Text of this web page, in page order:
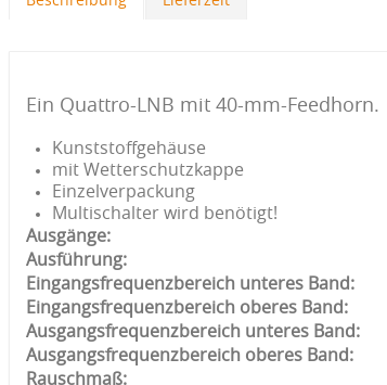
Ein Quattro-LNB mit 40-mm-Feedhorn.
Kunststoffgehäuse
mit Wetterschutzkappe
Einzelverpackung
Multischalter wird benötigt!
Ausgänge:
Ausführung:
Eingangsfrequenzbereich unteres Band:
Eingangsfrequenzbereich oberes Band:
Ausgangsfrequenzbereich unteres Band:
Ausgangsfrequenzbereich oberes Band:
Rauschmaß: